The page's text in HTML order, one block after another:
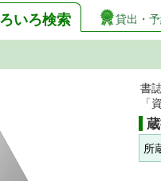
いろ検索 貸出・
書
「
所